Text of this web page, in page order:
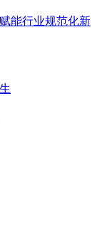
能行业规范化新